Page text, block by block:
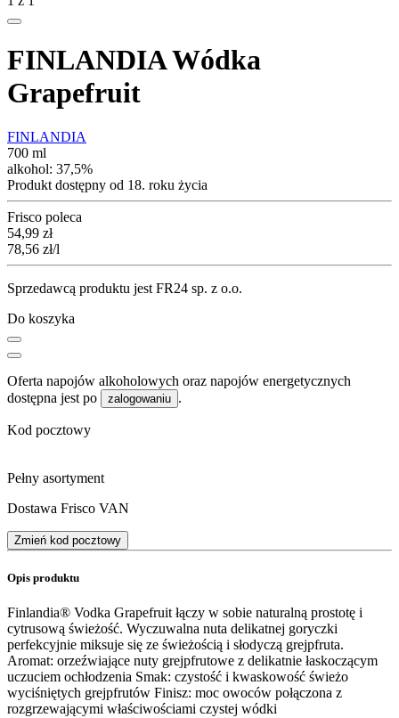
FINLANDIA Wódka
Grapefruit
FINLANDIA
700 ml
alkohol: 37,5%
Produkt dostępny od 18. roku życia
Frisco poleca
Cena
54,99 zł
78,56 zł/l
Sprzedawcą produktu jest FR24 sp. z o.o.
Do koszyka
Oferta napojów alkoholowych oraz napojów energetycznych
dostępna jest po
zalogowaniu .
Kod pocztowy
Pełny asortyment
Dostawa Frisco VAN
Zmień kod pocztowy
Opis produktu
Finlandia® Vodka Grapefruit łączy w sobie naturalną prostotę i
cytrusową świeżość. Wyczuwalna nuta delikatnej goryczki
perfekcyjnie miksuje się ze świeżością i słodyczą grejpfruta.
Aromat: orzeźwiające nuty grejpfrutowe z delikatnie łaskoczącym
uczuciem ochłodzenia Smak: czystość i kwaskowość świeżo
wyciśniętych grejpfrutów Finisz: moc owoców połączona z
rozgrzewającymi właściwościami czystej wódki